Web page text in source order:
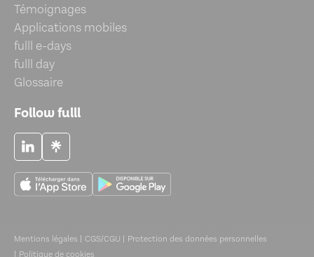
Témoignages
Applications mobiles
fulll e-days
fulll day
Glossaire
Follow fulll
Mentions légales | CGS/CGU | Protection des données personnelles
| Politique de cookies